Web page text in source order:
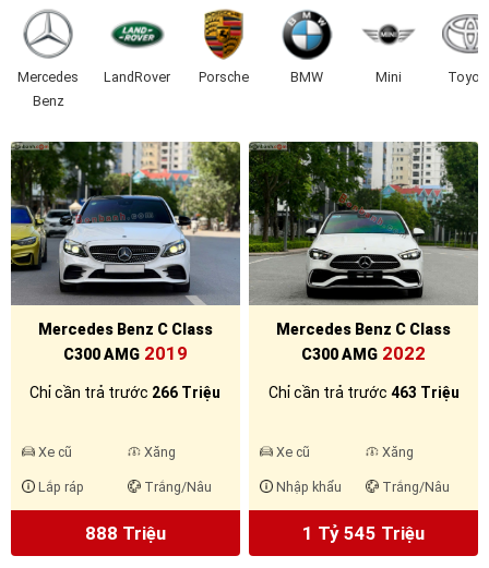
Mercedes
Benz
LandRover Porsche BMW Mini
Mercedes Benz C Class
C300 AMG2019
Chỉ cần trả trước 266 Triệu
Xe cũ Xăng
Lắp ráp Trắng/Nâu
888 Triệu
Mercedes Benz C Class
C300 AMG 2022
Chỉ cần trả trước 463 Triệu
Xe cũ Xăng
Nhập khẩu Trắng/Nâu
1 Tỷ 545 Triệu